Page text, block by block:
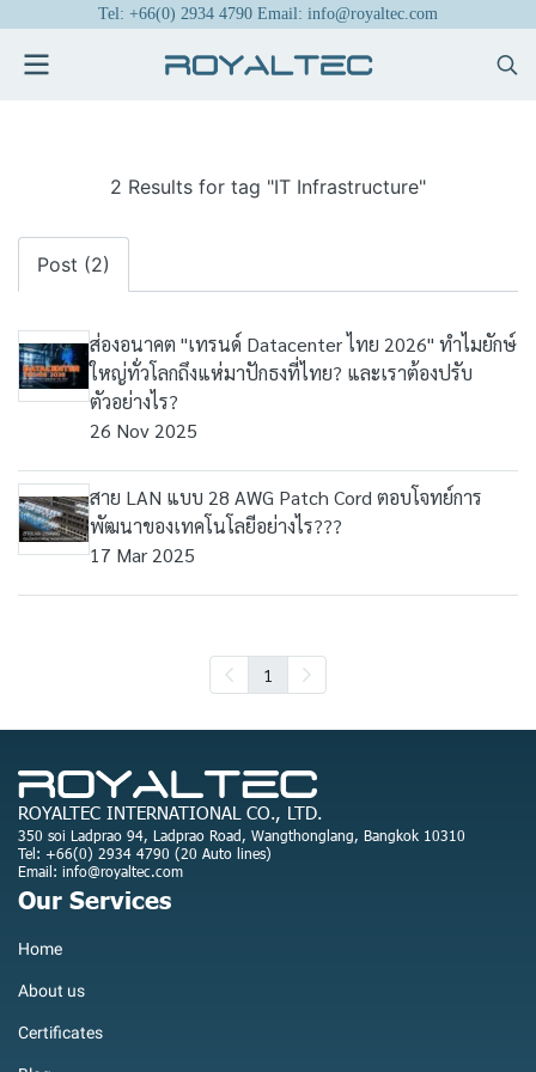
Tel: +66(0) 2934 4790 Email: info@royaltec.com
2 Results for tag "IT Infrastructure"
Post (2)
ส่องอนาคต "เทรนด์ Datacenter ไทย 2026" ทำไมยักษ์
ใหญ่ทั่วโลกถึงแห่มาปักธงที่ไทย? และเราต้องปรับ
ตัวอย่างไร?
26 Nov 2025
สาย LAN แบบ 28 AWG Patch Cord ตอบโจทย์การ
พัฒนาของเทคโนโลยีอย่างไร???
17 Mar 2025
1
ROYALTEC INTERNATIONAL CO., LTD.
350 soi Ladprao 94, Ladprao Road, Wangthonglang, Bangkok 10310
Tel: +66(0) 2934 4790 (20 Auto lines)
Email: info@royaltec.com
Our Services
Home
About us
Certificates